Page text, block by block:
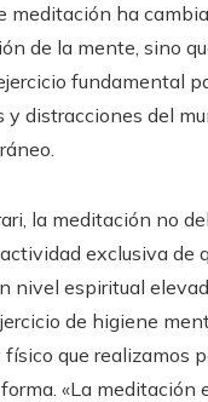
meditación ha
de la mente, sino
fundamental
y distracciones del
la meditación no
exclusiva de
nivel espiritual
de higiene
físico que realizamos
«La meditación